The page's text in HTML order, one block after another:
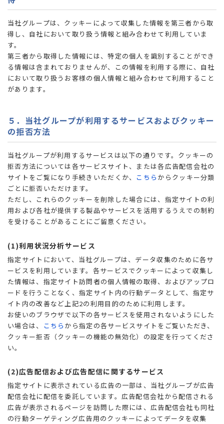
当社グループは、クッキーによって収集した情報を第三者から取
得し、自社において取り扱う情報と組み合わせて利用していま
す。
第三者から取得した情報には、特定の個人を識別することができ
る情報は含まれておりませんが、この情報を利用する際に、自社
において取り扱うお客様の個人情報と組み合わせて利用すること
があります。
５．当社グループが利用するサービスおよびクッキー
の拒否方法
当社グループが利用するサービスは以下の通りです。クッキーの
拒否方法については各サービスサイト、または各広告配信会社の
サイトをご覧になり手続きいただくか、 こちら からクッキー分類
ごとに拒否いただけます。
ただし、これらのクッキーを削除した場合には、指定サイトの利
用および各社が提供する製品やサービスを活用するうえでの制約
を受けることがあることにご留意ください。
(1)利用状況分析サービス
指定サイトにおいて、当社グループは、データ収集のために各サ
ービスを利用しています。各サービスでクッキーによって収集し
た情報は、指定サイト訪問者の個人情報の取得、およびアップロ
ードを行うことなく、指定サイト内の行動データとして、指定サ
イト内の改善など上記2の利用目的のために利用します。
お使いのブラウザで以下の各サービスを使用されないようにした
い場合は、
こちら から指定の各サービスサイトをご覧いただき、
クッキー拒否（クッキーの機能の無効化）の設定を行ってくださ
い。
(2)広告配信および広告配信に関するサービス
指定サイトに表示されている広告の一部は、当社グループが広告
配信会社に配信を委託しています。広告配信会社から配信される
広告が表示されるページを訪問した際には、広告配信会社も同社
の行動ターゲティング広告用のクッキーによってデータを収集